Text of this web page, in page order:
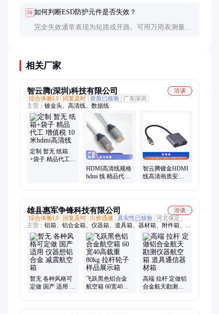
问 如何判断ESD防护元件是否失效？
完全失效通常表现为短路或开路。可用万用表测量正
相关厂家
智云腾(深圳)科技有限公司
洽谈
综合体验L0
回复及时 资质已核验
广东深圳
主营： 镀金头、高清线、数据线
定制 暂无 纸箱
+袋子 精品代工
HDMI高清线规格
hdmi 线 精品代工
智云腾镀金HDMI
线高清画质安全
雄县惠军争锋科技有限公司
洽谈
综合体验L0
回复及时 出价迅速 真实性已核验 河北保定
主营： 铝箱、铝合金箱、仪器箱、道具箱、器材箱、附件箱、收
纳箱、航空箱、工具箱、电子仪表箱、实验仪器包装箱、消防器
材箱、指挥作业箱、侦查作业箱、勘测仪器包装箱、仪器仪表
箱、乐器包装箱、舞台道具箱、服装道具箱、运输储备箱、通讯
设备箱、五金工具箱、铝合金航空箱、产品展示箱、物资器材箱
暂无 各种风格可
定做 国产 适用 仪
飞跃黑色铝合金
航空箱 60宽40高
高端 拉杆 定做铝
合金航天勘测仪